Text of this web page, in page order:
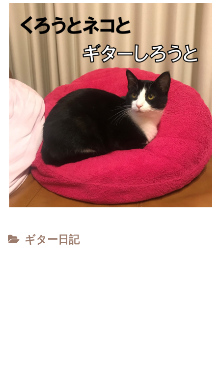
ギター日記